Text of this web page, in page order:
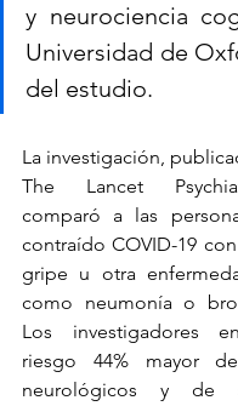
y neurociencia
Universidad de
del estudio.
La investigación,
The Lancet
comparó a las
contraído COVID-19
gripe u otra
como neumonía o
Los investigadores
riesgo 44% mayor
neurológicos y de